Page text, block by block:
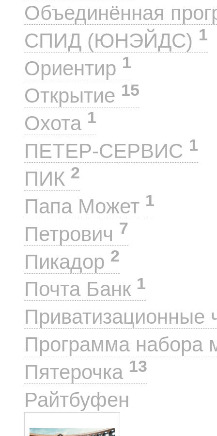
Объединённая
СПИД (ЮНЭЙДС) 1
Ориентир 1
Открытие 15
Охота 1
ПЕТЕР-СЕРВИС 1
ПИК 2
Папа Может 1
Петрович 7
Пикадор 2
Почта Банк 1
Приватизационные
Программа набора
Пятерочка 13
Райтбуфен